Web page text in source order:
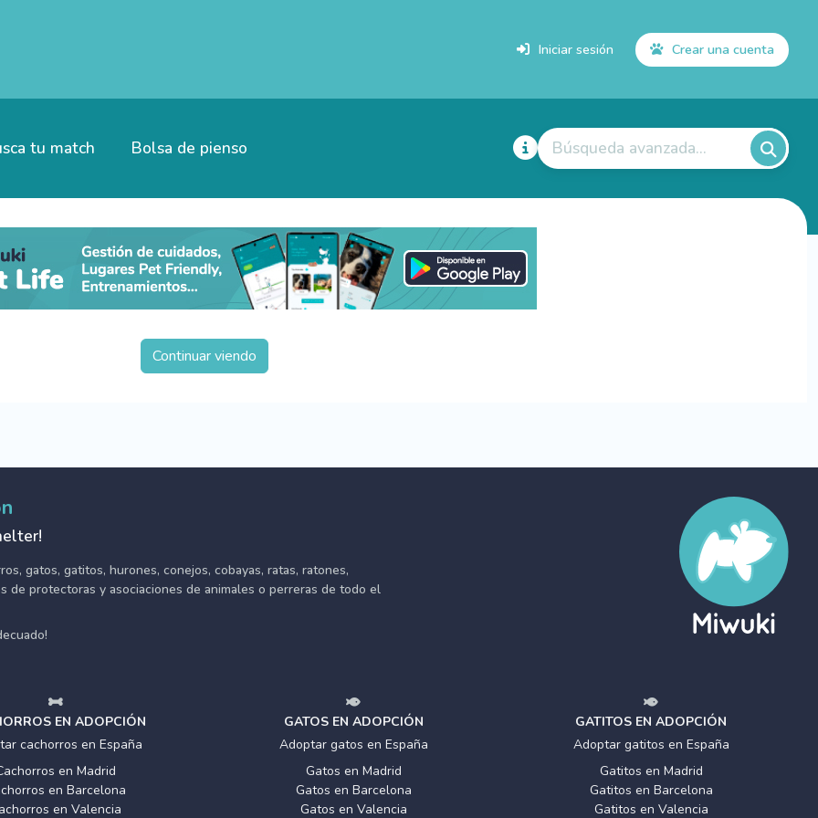
Iniciar sesión Crear una cuenta
tu match Bolsa de pienso Búsqueda avanzada...
Continuar viendo
gatos, gatitos, hurones, conejos, cobayas, ratas, ratones,
de protectoras y asociaciones de animales o perreras de todo el
EN ADOPCIÓN
cachorros en España
en Madrid
en Barcelona
en Valencia
GATOS EN ADOPCIÓN
Adoptar gatos en España
Gatos en Madrid
Gatos en Barcelona
Gatos en Valencia
GATITOS EN ADOPCIÓN
Adoptar gatitos en España
Gatitos en Madrid
Gatitos en Barcelona
Gatitos en Valencia